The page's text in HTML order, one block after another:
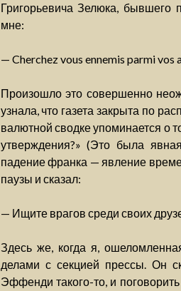
Григорьевича Зелюка, бывшего
мне:
— Cherchez vous ennemis parmi
Произошло это совершенно
узнала, что газета закрыта по
валютной сводке упоминается о
утверждения?» (Это была
падение франка — явление
паузы и сказал:
— Ищите врагов среди своих
Здесь же, когда я,
делами с секцией прессы. Он
Эффенди такого-то, и